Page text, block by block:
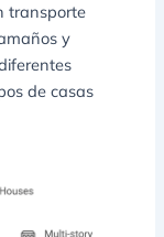
transporte
y
de casas